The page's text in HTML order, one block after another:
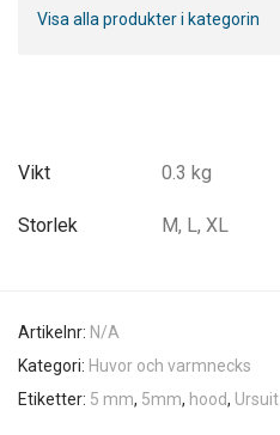
Visa alla produkter i kategorin
Vikt 0.3 kg
Storlek M, L, XL
Artikelnr: N/A
Kategori: Huvor och varmnecks
Etiketter: 5 mm, 5mm, hood, Ursuit